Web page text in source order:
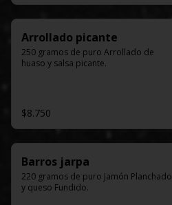
Arrollado picante
250 gramos de puro Arrollado de
huaso y salsa picante.
$8.750
Barros jarpa
220 gramos de puro Jamón Planchado
y queso Fundido.